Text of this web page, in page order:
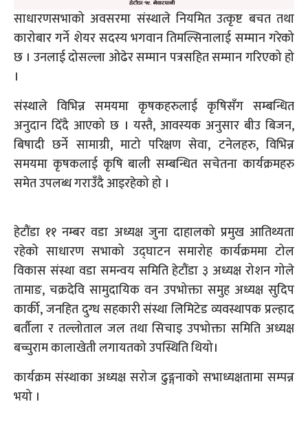
साधारणसभाको अवसरमा संस्थाले नियमित उत्कृष्ट बचत तथा
कारोबार गर्ने शेयर सदस्य भगवान तिमल्सिनालाई सम्मान गरेको
छ । उनलाई दोसल्ला ओढेर सम्मान पत्रसहित सम्मान गरिएको हो
।
संस्थाले विभिन्न समयमा कृषकहरुलाई कृषिसँग सम्बन्धित
अनुदान दिँदै आएको छ । यस्तै, आवस्यक अनुसार बीउ बिजन,
बिषादी छर्ने सामाग्री, माटो परिक्षण सेवा, टनेलहरु, विभिन्न
समयमा कृषकलाई कृषि बाली सम्बन्धित सचेतना कार्यक्रमहरु
समेत उपलब्ध गराउँदै आइरहेको हो ।
हेटौंडा ११ नम्बर वडा अध्यक्ष जुना दाहालको प्रमुख आतिथ्यता
रहेको साधारण सभाको उद्घाटन समारोह कार्यक्रममा टोल
विकास संस्था वडा समन्वय समिति हेटौंडा ३ अध्यक्ष रोशन गोले
तामाङ, चक्रदेवि सामुदायिक वन उपभोक्ता समुह अध्यक्ष सुदिप
कार्की, जनहित दुग्ध सहकारी संस्था लिमिटेड व्यवस्थापक प्रल्हाद
बर्तौला र तल्लोताल जल तथा सिचाइ उपभोक्ता समिति अध्यक्ष
बच्चुराम कालाखेती लगायतको उपस्थिति थियो।
कार्यक्रम संस्थाका अध्यक्ष सरोज ढुङ्गनाको सभाध्यक्षतामा सम्पन्न
भयो ।